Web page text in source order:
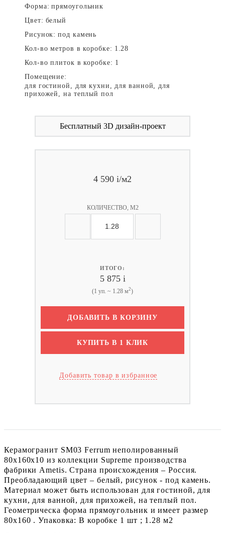
Форма: прямоугольник
Цвет: белый
Рисунок: под камень
Кол-во метров в коробке: 1.28
Кол-во плиток в коробке: 1
Помещение:
для гостиной, для кухни, для ванной, для
прихожей, на теплый пол
Бесплатный 3D дизайн-проект
4 590 i/м2
КОЛИЧЕСТВО, М2
ИТОГО:
5 875 i
(1 уп. ~ 1.28 м2)
ДОБАВИТЬ В КОРЗИНУ
КУПИТЬ В 1 КЛИК
Добавить товар в избранное
Керамогранит SM03 Ferrum неполированный
80x160x10 из коллекции Supreme производства
фабрики Ametis. Страна происхождения – Россия.
Преобладающий цвет – белый, рисунок - под камень.
Материал может быть использован для гостиной, для
кухни, для ванной, для прихожей, на теплый пол.
Геометрическа форма прямоугольник и имеет размер
80x160 . Упаковка: В коробке 1 шт ; 1.28 м2